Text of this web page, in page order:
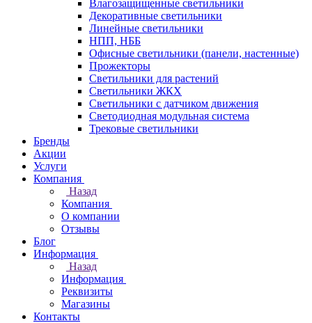
Влагозащищенные светильники
Декоративные светильники
Линейные светильники
НПП, НББ
Офисные светильники (панели, настенные)
Прожекторы
Светильники для растений
Светильники ЖКХ
Светильники с датчиком движения
Светодиодная модульная система
Трековые светильники
Бренды
Акции
Услуги
Компания
Назад
Компания
О компании
Отзывы
Блог
Информация
Назад
Информация
Реквизиты
Магазины
Контакты